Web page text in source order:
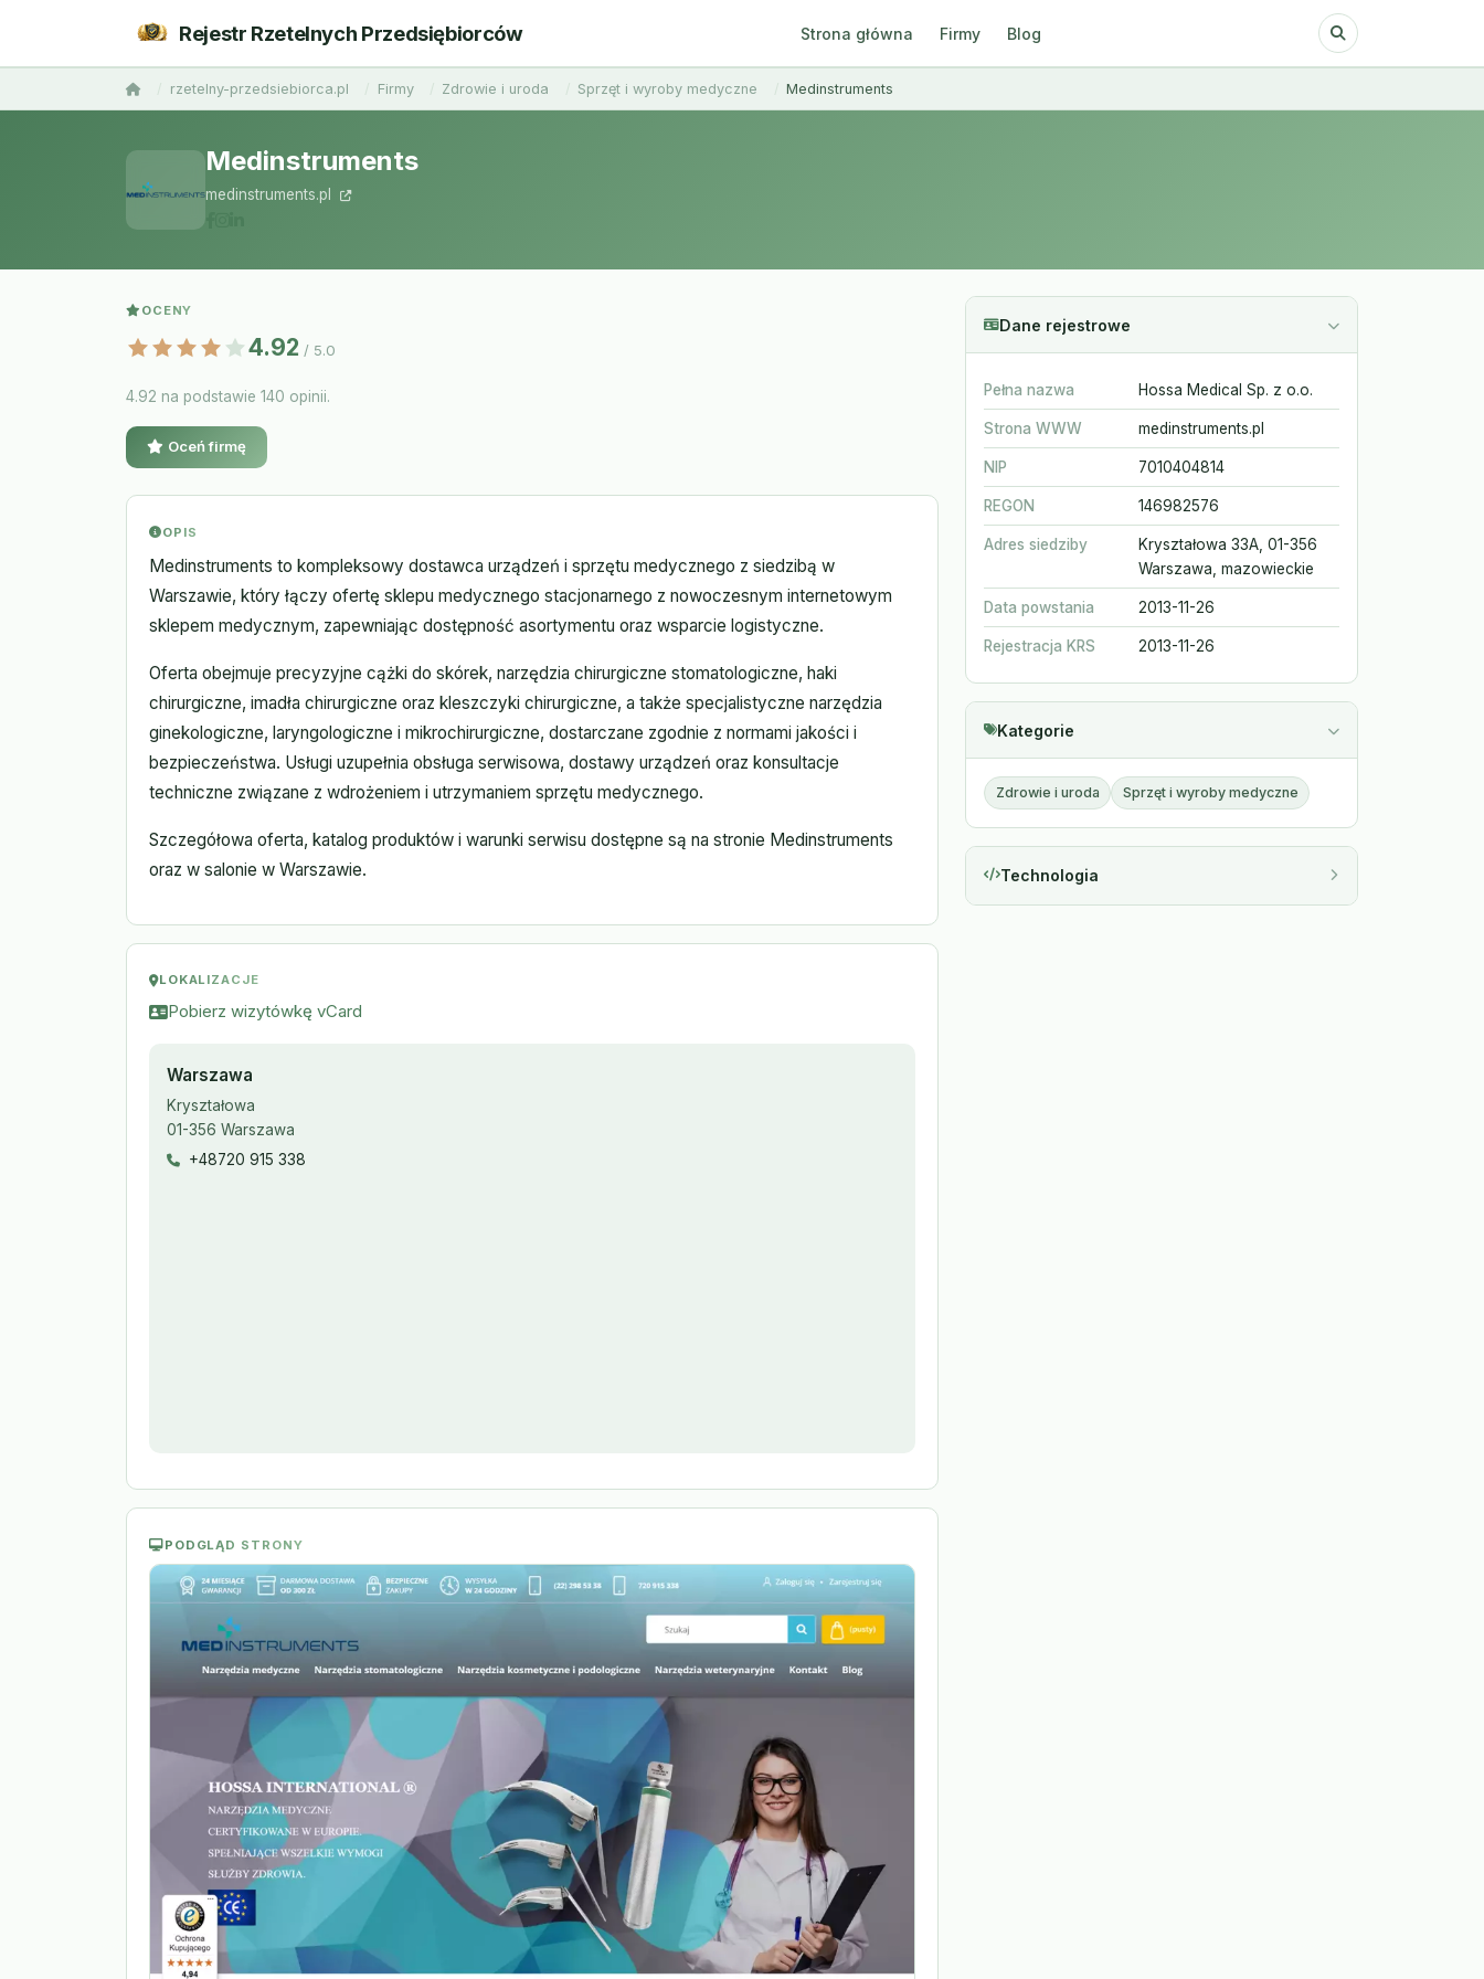
Rejestr Rzetelnych Przedsiębiorców Strona główna Firmy Blog
rzetelny-przedsiebiorca.pl Firmy Zdrowie i uroda Sprzęt i wyroby medyczne Medinstruments
Medinstruments
medinstruments.pl
Dane rejestrowe
Pełna nazwa Hossa Medical Sp. z o.o.
Strona WWW medinstruments.pl
NIP 7010404814
REGON 146982576
Adres siedziby
Kryształowa 33A, 01-356
Warszawa, mazowieckie
Data powstania 2013-11-26
Rejestracja KRS 2013-11-26
Kategorie
Zdrowie i uroda Sprzęt i wyroby medyczne
Technologia
OCENY
4.92 / 5.0
4.92 na podstawie 140 opinii.
Oceń firmę
OPIS
Medinstruments to kompleksowy dostawca urządzeń i sprzętu medycznego z siedzibą w
Warszawie, który łączy ofertę sklepu medycznego stacjonarnego z nowoczesnym internetowym
sklepem medycznym, zapewniając dostępność asortymentu oraz wsparcie logistyczne.
Oferta obejmuje precyzyjne cążki do skórek, narzędzia chirurgiczne stomatologiczne, haki
chirurgiczne, imadła chirurgiczne oraz kleszczyki chirurgiczne, a także specjalistyczne narzędzia
ginekologiczne, laryngologiczne i mikrochirurgiczne, dostarczane zgodnie z normami jakości i
bezpieczeństwa. Usługi uzupełnia obsługa serwisowa, dostawy urządzeń oraz konsultacje
techniczne związane z wdrożeniem i utrzymaniem sprzętu medycznego.
Szczegółowa oferta, katalog produktów i warunki serwisu dostępne są na stronie Medinstruments
oraz w salonie w Warszawie.
LOKALIZACJE
Pobierz wizytówkę vCard
Warszawa
Kryształowa
01-356 Warszawa
+48720 915 338
PODGLĄD STRONY